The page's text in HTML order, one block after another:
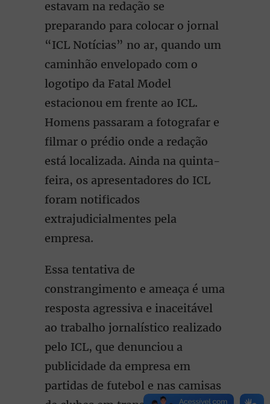
estavam na redação se
preparando para colocar o jornal
“ICL Notícias” no ar, quando um
caminhão envelopado com o
logotipo da Fatal Model
estacionou em frente ao ICL.
Homens passaram a fotografar e
filmar o prédio onde a redação
está localizada. Ainda na quinta-
feira, os apresentadores do ICL
foram notificados
extrajudicialmentes pela
empresa.
Essa tentativa de
constrangimento e ameaça é uma
resposta agressiva e inaceitável
ao trabalho jornalístico realizado
pelo ICL, que denunciou a
publicidade da empresa em
partidas de futebol e nas camisas